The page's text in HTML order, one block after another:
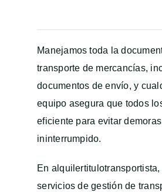
Manejamos toda la
transporte de mercancías,
documentos de envío, y
equipo asegura que todos
eficiente para evitar
ininterrumpido.
En
servicios de gestión de